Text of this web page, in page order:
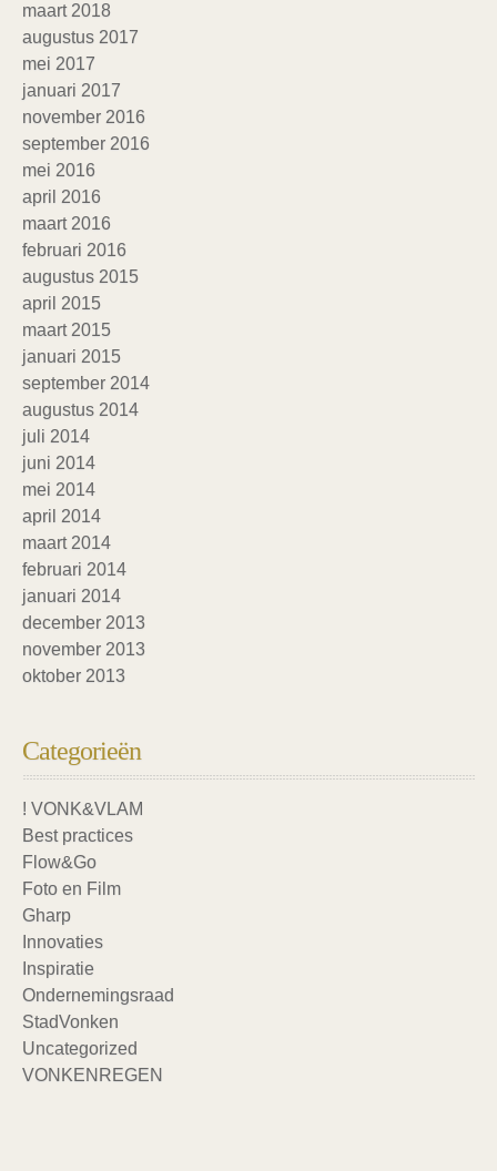
maart 2018
augustus 2017
mei 2017
januari 2017
november 2016
september 2016
mei 2016
april 2016
maart 2016
februari 2016
augustus 2015
april 2015
maart 2015
januari 2015
september 2014
augustus 2014
juli 2014
juni 2014
mei 2014
april 2014
maart 2014
februari 2014
januari 2014
december 2013
november 2013
oktober 2013
Categorieën
! VONK&VLAM
Best practices
Flow&Go
Foto en Film
Gharp
Innovaties
Inspiratie
Ondernemingsraad
StadVonken
Uncategorized
VONKENREGEN